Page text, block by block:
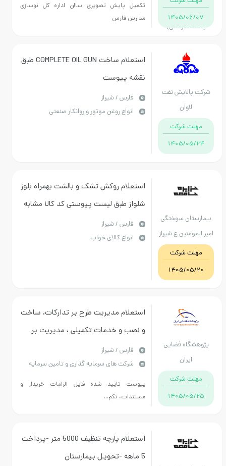
1405/
تکمیل پایش تصویری سالن اداره کل نوسازی
مدارس فارس
نفت
شرکت
1405/
استعلام ساخت COMPLETE OIL GUN طبق
نقشه پیوست
فارس / شیراز
انواع روغن موتور و روانکار صنعتی
سوختگی
ع شیراز
شرکت
1405/
استعلام روکش تشک و بالشت بهمراه بلوز
شلواز طبق لیست پیوستی کد کالا مشابه
پرداخت یک ساله ارسال با برنده .هر
تشک اندازه گیری جدا
فارس / شیراز
انواع کالای خواب
فضایی
شرکت
1405/
استعلام مدیریت طرح بر تدارکات، ساخت
و نصب و خدمات تکمیلی ، مدیریت بر
مطالعه و طرح بهسازی، قسمت های آسیب
دیده ساختمان اداری پژوهشکده مکانیک
فارس / شیراز
شرکت های سرمایه گذاری و تامین سرمایه
پیوست تایید شده فایل الزامات خریدار و
مستندات، تکم...
استعلام پارچه تنظیف 5000 متر -پرداخت